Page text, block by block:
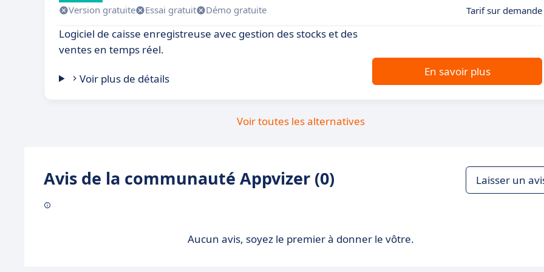
Version gratuite Essai gratuit Démo gratuite Tarif sur demande
Logiciel de caisse enregistreuse avec gestion des stocks et des
ventes en temps réel.
Voir plus de détails
En savoir plus
Voir toutes les alternatives
Avis de la communauté Appvizer (0) Laisser un
Aucun avis, soyez le premier à donner le vôtre.